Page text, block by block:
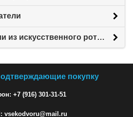
Комплекты мебели из искусственного ротанга
покупку
+7 (916) 301-31-51
vsekodvoru@mail.ru